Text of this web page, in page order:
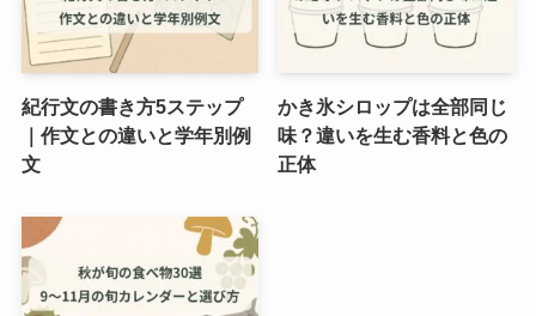
紀行文の書き方5ステップ
｜作文との違いと学年別例
文
かき氷シロップは全部同じ
味？違いを生む香料と色の
正体